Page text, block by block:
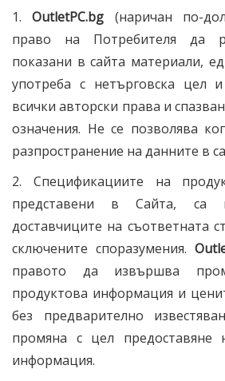
1.OutletPC.bg (наричан по-
право на Потребителя да
показани в сайта материали,
употреба с нетърговска цел
всички авторски права и
означения. Не се позволява
разпространение на данните в
2. Спецификациите на
представени в Сайта, са
доставчиците на съответната
сключените споразумения.
правото да извършва
продуктова информация и
без предварително
промяна с цел предоставяне
информация.